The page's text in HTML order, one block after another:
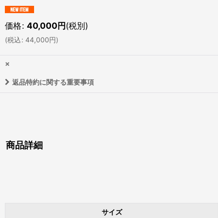
価格: 40,000円(税別)
(税込: 44,000円)
×
返品特約に関する重要事項
商品詳細
サイズ